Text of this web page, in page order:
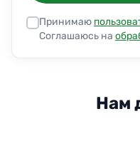
Принимаю
Соглашаюсь на
Нам